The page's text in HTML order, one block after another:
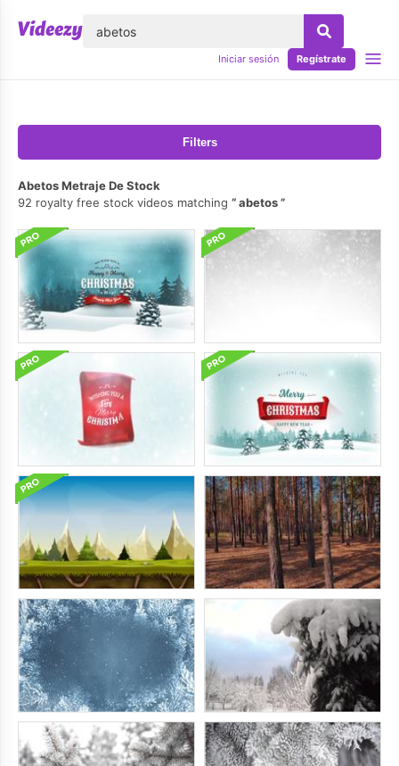
Iniciar sesión Regístrate
Filters
Abetos Metraje De Stock
92 royalty free stock videos matching
abetos